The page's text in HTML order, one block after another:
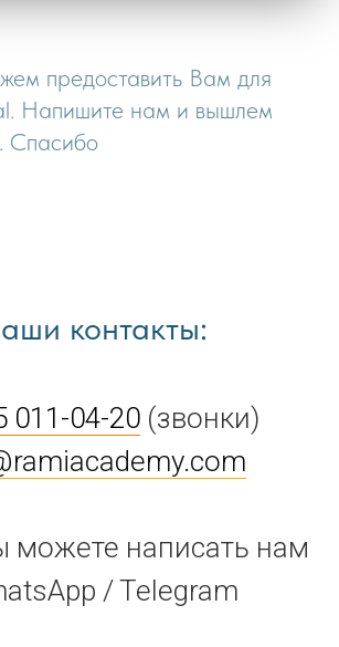
предоставить Вам для
Напишите нам и вышлем
Спасибо
контакты:
011-04-20 (звонки)
можете написать нам
/ Telegram